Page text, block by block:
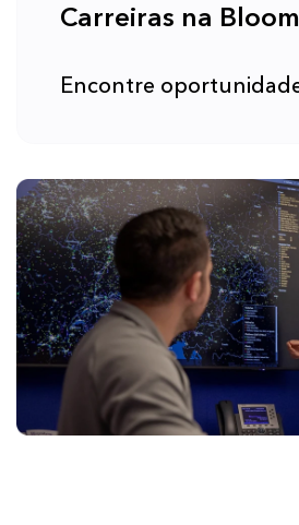
Carreiras na
Encontre